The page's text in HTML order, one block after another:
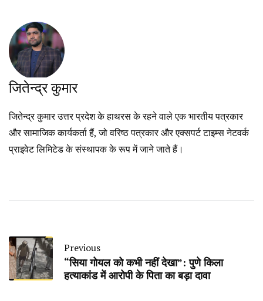
जितेन्द्र कुमार
जितेन्द्र कुमार उत्तर प्रदेश के हाथरस के रहने वाले एक भारतीय पत्रकार
और सामाजिक कार्यकर्ता हैं, जो वरिष्ठ पत्रकार और एक्सपर्ट टाइम्स नेटवर्क
प्राइवेट लिमिटेड के संस्थापक के रूप में जाने जाते हैं।
Previous
“सिया गोयल को कभी नहीं देखा”: पुणे किला
हत्याकांड में आरोपी के पिता का बड़ा दावा